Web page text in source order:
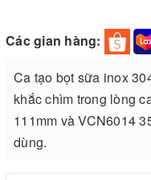
Các gian hàng:
Ca tạo bọt sữa inox
khắc chìm trong lòng
111mm và VCN6014
dùng.